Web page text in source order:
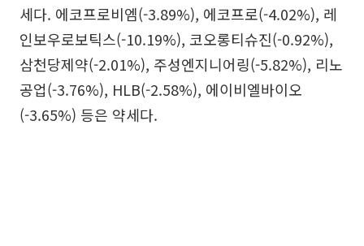
세다. 에코프로비엠(-3.89%), 에코프로(-4.02%), 레
인보우로보틱스(-10.19%), 코오롱티슈진(-0.92%),
삼천당제약(-2.01%), 주성엔지니어링(-5.82%), 리노
공업(-3.76%), HLB(-2.58%), 에이비엘바이오
(-3.65%) 등은 약세다.